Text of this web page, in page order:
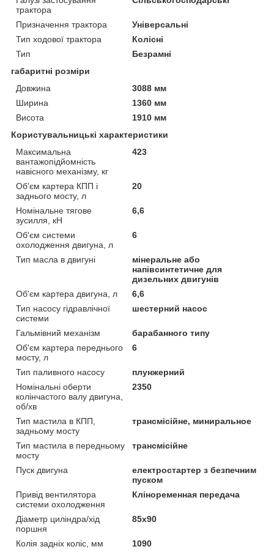
трактора
Призначення трактора
Універсальні
Тип ходової трактора
Колісні
Тип
Безрамні
габаритні розміри
Довжина
3088 мм
Ширина
1360 мм
Висота
1910 мм
Користувальницькі характеристики
Максимальна
вантажопідйомність
навісного механізму, кг
423
Об'єм картера КПП і
заднього мосту, л
20
Номінальне тягове
зусилля, кН
6,6
Об'єм системи
охолодження двигуна, л
6
Тип масла в двигуні
мінеральне або
напівсинтетичне для
дизельних двигунів
Об'єм картера двигуна, л
6,6
Тип насосу гідравлічної
системи
шестерний насос
Гальмівний механізм
барабанного типу
Об'єм картера переднього
мосту, л
6
Тип паливного насосу
плунжерний
Номінальні оберти
колінчастого валу двигуна,
об/хв
2350
Тип мастила в КПП,
задньому мосту
трансмісійне, миниральное
Тип мастила в передньому
мосту
трансмісійне
Пуск двигуна
електростартер з безпечним
пуском
Привід вентилятора
системи охолодження
Кліноременная передача
Діаметр циліндра/хід
поршня
85х90
Колія задніх коліс, мм
1090